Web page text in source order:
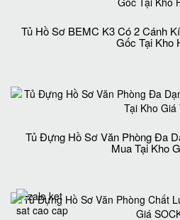
Tủ Hồ Sơ BEMC K3 Có 2 Cánh
Gốc Tại Kho
Tủ Đựng Hồ Sơ Văn Phòng Đa
Mua Tại Kho